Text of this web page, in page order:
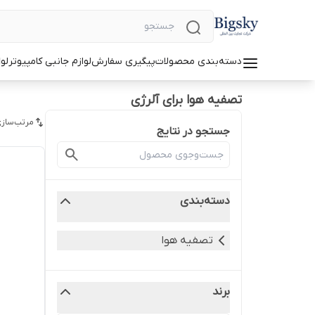
دسته‌بندی محصولاتپیگیری سفارشلوازم جانبی کامپیوتر
تصفیه هوا برای آلرژی
جستجو در نتایج
دسته‌بندی
تصفیه هوا
برند